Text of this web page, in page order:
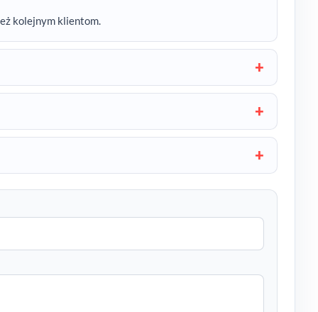
kolejnym klientom.